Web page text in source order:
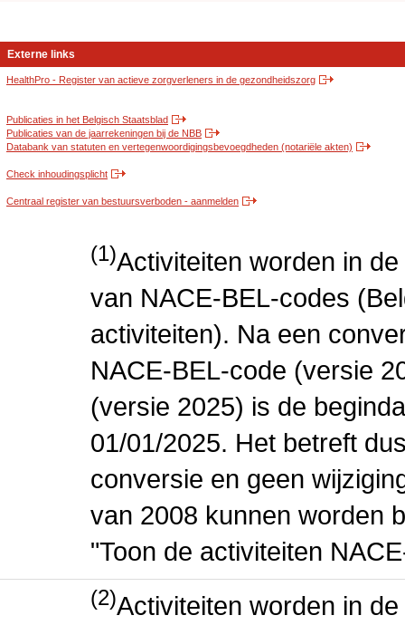
Externe links
HealthPro - Register van actieve zorgverleners in de gezondheidszorg
Publicaties in het Belgisch Staatsblad
Publicaties van de jaarrekeningen bij de NBB
Databank van statuten en vertegenwoordigingsbevoegdheden (notariële akten)
Check inhoudingsplicht
Centraal register van bestuursverboden - aanmelden
(1)Activiteiten worden in
van NACE-BEL-codes
activiteiten). Na een
NACE-BEL-code (versie
(versie 2025) is de
01/01/2025. Het betreft
conversie en geen
van 2008 kunnen worden
"Toon de activiteiten
(2)Activiteiten worden in